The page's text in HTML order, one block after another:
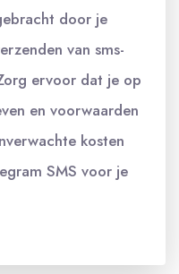
door je
van sms-
ervoor dat je op
en voorwaarden
kosten
SMS voor je